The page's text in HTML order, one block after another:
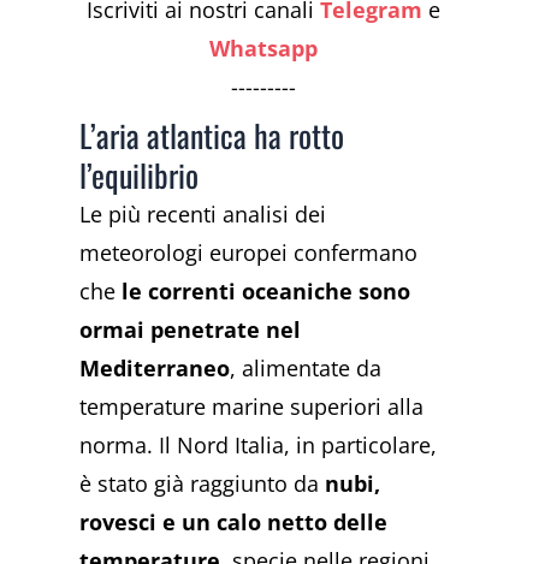
Iscriviti ai nostri canaliTelegram e
Whatsapp
---------
L’aria atlantica ha rotto
l’equilibrio
Le più recenti analisi dei
meteorologi europei confermano
che le correnti oceaniche sono
ormai penetrate nel
Mediterraneo, alimentate da
temperature marine superiori alla
norma. Il Nord Italia, in particolare,
è stato già raggiunto da nubi,
rovesci e un calo netto delle